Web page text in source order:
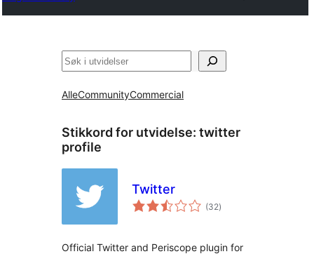
Søk
AlleCommunityCommercial
Stikkord for utvidelse: twitter
profile
Twitter
(32totale
vurderinger
)
Official Twitter and Periscope plugin for